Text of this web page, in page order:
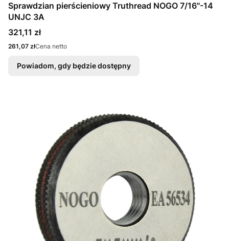
Sprawdzian pierścieniowy Truthread NOGO 7/16"-14
UNJC 3A
Cena
321,11 zł
Cena
261,07 złCena netto
Powiadom, gdy będzie dostępny